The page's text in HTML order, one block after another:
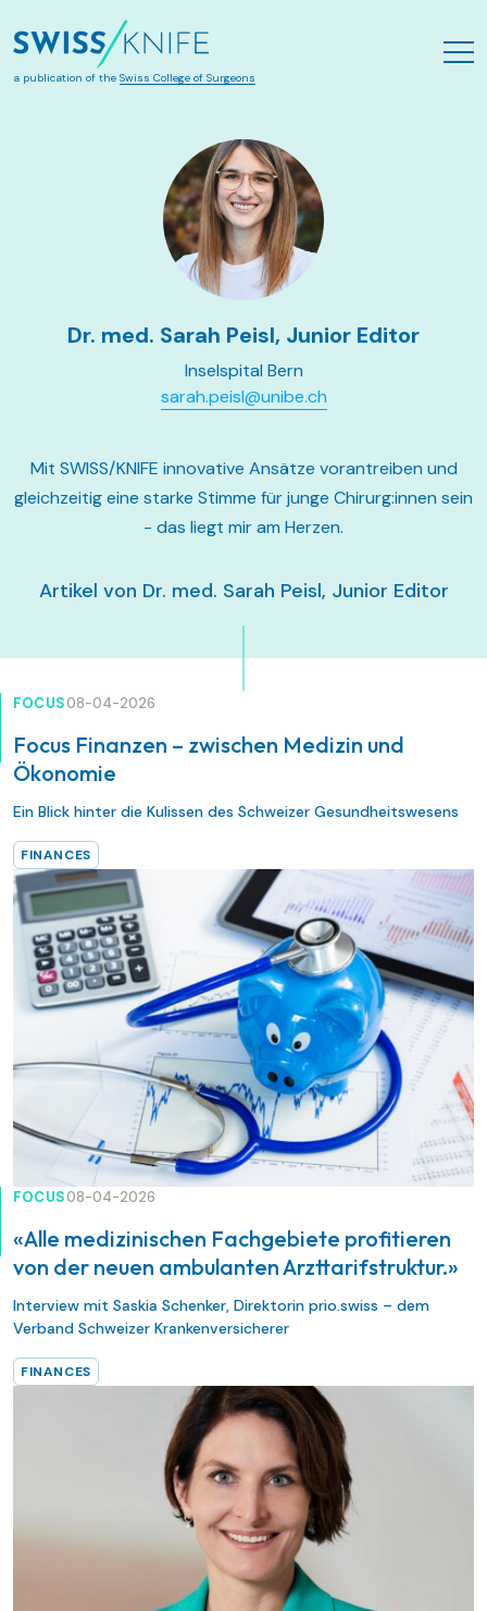
a publication of the Swiss College of Surgeons
Dr. med. Sarah Peisl, Junior Editor
Inselspital Bern
sarah.peisl@unibe.ch
Mit SWISS/KNIFE innovative Ansätze vorantreiben und
gleichzeitig eine starke Stimme für junge Chirurg:innen sein
- das liegt mir am Herzen.
Artikel von Dr. med. Sarah Peisl, Junior Editor
FOCUS08-04-2026
Focus Finanzen – zwischen Medizin und
Ökonomie
Ein Blick hinter die Kulissen des Schweizer Gesundheitswesens
FINANCES
FOCUS08-04-2026
«Alle medizinischen Fachgebiete profitieren
von der neuen ambulanten Arzttarifstruktur.»
Interview mit Saskia Schenker, Direktorin prio.swiss – dem
Verband Schweizer Krankenversicherer
FINANCES